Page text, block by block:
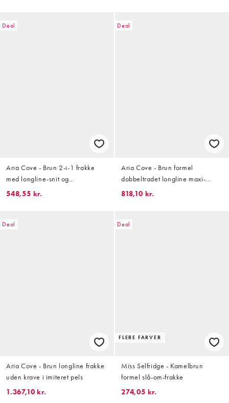
Deal
Aria Cove - Brun 2-i-1 frakke
med longline-snit og
spændedetalje i imiteret ruskind
548,55 kr.
Deal
Aria Cove - Brun formel
dobbeltradet longline maxi-
frakke i uldlook
818,10 kr.
Deal
Aria Cove - Brun longline frakke
uden krave i imiteret pels
1.367,10 kr.
Deal
FLERE FARVER
Miss Selfridge - Kamelbrun
formel slå-om-frakke
274,05 kr.